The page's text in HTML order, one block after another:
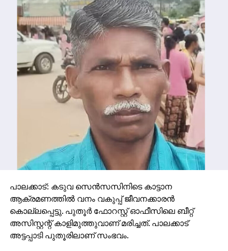
പാലക്കാട്: കടുവ സെന്‍സസിനിടെ കാട്ടാന
ആക്രമണത്തില്‍ വനം വകുപ്പ് ജീവനക്കാരന്‍
കൊല്ലപ്പെട്ടു. പുതൂര്‍ ഫോറസ്റ്റ് ഓഫീസിലെ ബീറ്റ്
അസിസ്റ്റന്റ് കാളിമുത്തുവാണ് മരിച്ചത്. പാലക്കാട്
അട്ടപ്പാടി പുതൂരിലാണ് സംഭവം.